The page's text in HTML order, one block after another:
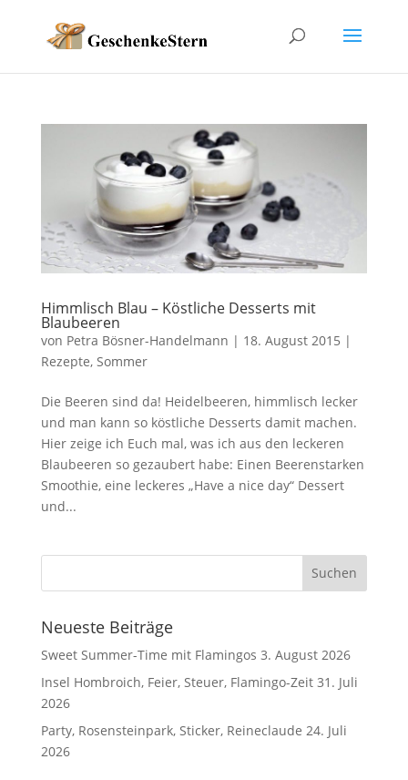
Himmlisch Blau – Köstliche Desserts mit
Blaubeeren
von Petra Bösner-Handelmann | 18. August 2015 |
Rezepte, Sommer
Die Beeren sind da! Heidelbeeren, himmlisch lecker
und man kann so köstliche Desserts damit machen.
Hier zeige ich Euch mal, was ich aus den leckeren
Blaubeeren so gezaubert habe: Einen Beerenstarken
Smoothie, eine leckeres „Have a nice day“ Dessert
und...
Neueste Beiträge
Sweet Summer-Time mit Flamingos 3. August 2026
Insel Hombroich, Feier, Steuer, Flamingo-Zeit 31. Juli
2026
Party, Rosensteinpark, Sticker, Reineclaude 24. Juli
2026